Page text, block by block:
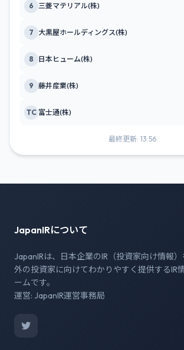
6 三菱マテリアル(株)
7 大黒屋ホールディングス(株)
8 日本ヒューム(株)
9 藤井産業(株)
TC 富士通(株)
最終更新: 13:56
JapanIRについて
JapanIRは、日本企業のIR（投資家向け情報
外の投資家に向けてわかりやすく提供するIR
ームです。
運営: JapanIR運営事務局